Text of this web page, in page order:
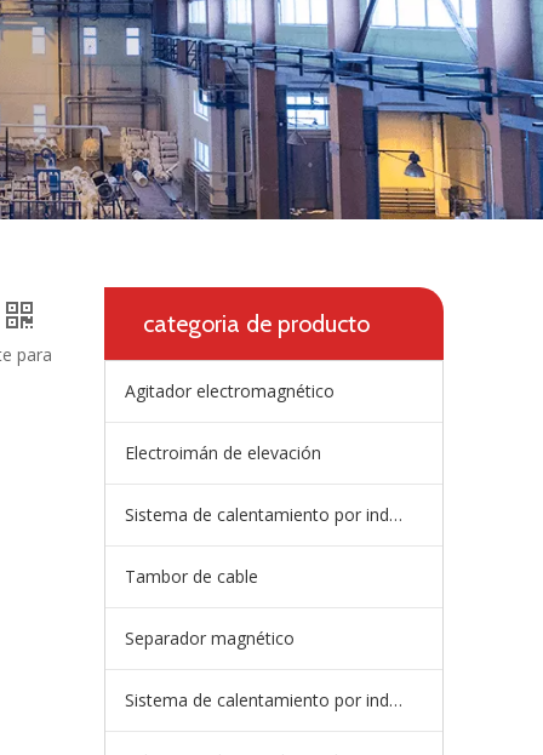
para
categoria de producto
Agitador electromagnético
Electroimán de elevación
Sistema de calentamiento por inducción de artesa
Tambor de cable
Separador magnético
Sistema de calentamiento por inducción